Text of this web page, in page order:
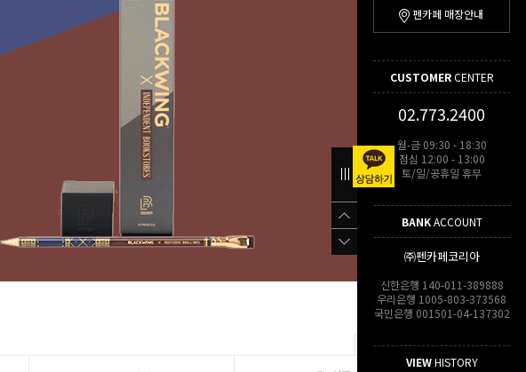
펜카페 매장안내
CUSTOMERCENTER
02.773.2400
월-금 09:30 - 18:30
점심 12:00 - 13:00
토/일/공휴일 휴무
BANKACCOUNT
㈜펜카페코리아
신한은행 140-011-389888
우리은행 1005-803-373568
국민은행 001501-04-137302
VIEWHISTORY